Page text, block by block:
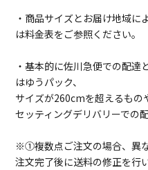
・商品サイズとお届け地域に
は料金表をご参照ください。
・基本的に佐川急便での配達
はゆうパック、
サイズが260cmを超えるもの
セッティングデリバリーでの
※①複数点ご注文の場合、異
注文完了後に送料の修正を行